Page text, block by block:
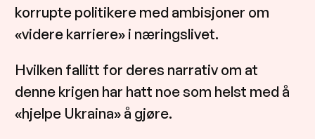
korrupte politikere med ambisjoner om
«videre karriere» i næringslivet.
Hvilken fallitt for deres narrativ om at
denne krigen har hatt noe som helst med å
«hjelpe Ukraina» å gjøre.